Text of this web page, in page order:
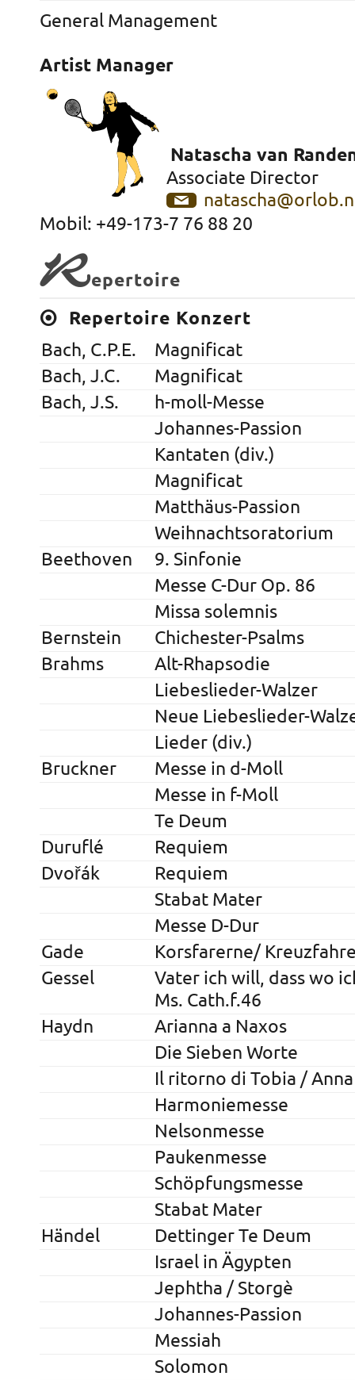
General Management
Artist Manager
Natascha van
Associate Director
Mobil: +49-173-7 76 88 20
Repertoire
Repertoire Konzert
Bach, C.P.E.
Magnificat
Bach, J.C.
Magnificat
Bach, J.S.
h-moll-Messe
Johannes-Passion
Kantaten (div.)
Magnificat
Matthäus-Passion
Weihnachtsoratorium
Beethoven
9. Sinfonie
Messe C-Dur Op. 86
Missa solemnis
Bernstein
Chichester-Psalms
Brahms
Alt-Rhapsodie
Liebeslieder-Walzer
Neue Liebeslieder-
Lieder (div.)
Bruckner
Messe in d-Moll
Messe in f-Moll
Te Deum
Duruflé
Requiem
Dvořák
Requiem
Stabat Mater
Messe D-Dur
Gade
Korsfarerne/
Gessel
Vater ich will, dass wo
Ms. Cath.f.46
Haydn
Arianna a Naxos
Die Sieben Worte
Il ritorno di Tobia / Anna
Harmoniemesse
Nelsonmesse
Paukenmesse
Schöpfungsmesse
Stabat Mater
Händel
Dettinger Te Deum
Israel in Ägypten
Jephtha / Storgè
Johannes-Passion
Messiah
Solomon